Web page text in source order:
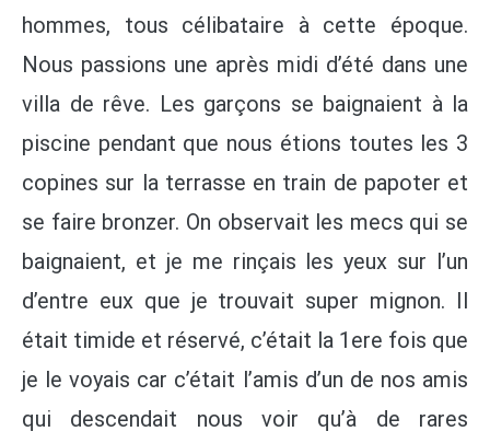
hommes, tous célibataire à cette époque.
Nous passions une après midi d’été dans une
villa de rêve. Les garçons se baignaient à la
piscine pendant que nous étions toutes les 3
copines sur la terrasse en train de papoter et
se faire bronzer. On observait les mecs qui se
baignaient, et je me rinçais les yeux sur l’un
d’entre eux que je trouvait super mignon. Il
était timide et réservé, c’était la 1ere fois que
je le voyais car c’était l’amis d’un de nos amis
qui descendait nous voir qu’à de rares